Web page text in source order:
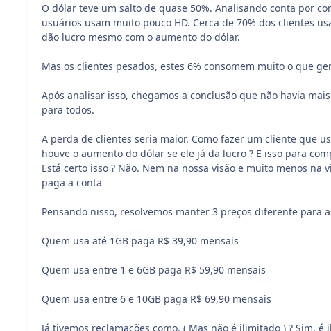
O dólar teve um salto de quase 50%. Analisando conta por
usuários usam muito pouco HD. Cerca de 70% dos clientes
dão lucro mesmo com o aumento do dólar.
Mas os clientes pesados, estes 6% consomem muito o que
Após analisar isso, chegamos a conclusão que não havia
para todos.
A perda de clientes seria maior. Como fazer um cliente que
houve o aumento do dólar se ele já da lucro ? E isso para
Está certo isso ? Não. Nem na nossa visão e muito menos na
paga a conta
Pensando nisso, resolvemos manter 3 preços diferente para
Quem usa até 1GB paga R$ 39,90 mensais
Quem usa entre 1 e 6GB paga R$ 59,90 mensais
Quem usa entre 6 e 10GB paga R$ 69,90 mensais
Já tivemos reclamações como. ( Mas não é ilimitado ) ? Sim,